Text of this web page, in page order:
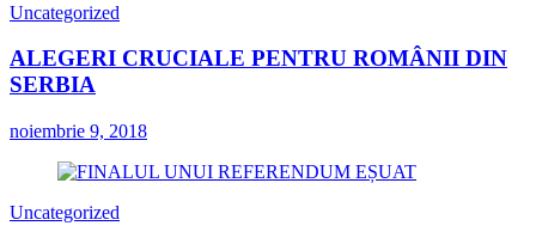
Uncategorized
ALEGERI CRUCIALE PENTRU ROMÂNII DIN
SERBIA
noiembrie 9, 2018
Uncategorized